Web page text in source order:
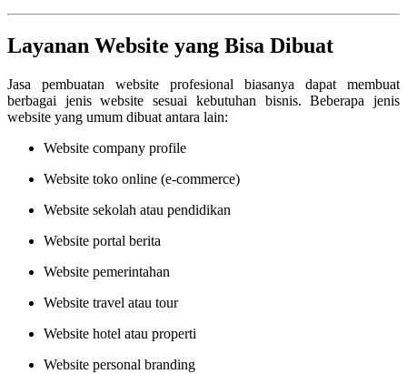
Layanan Website yang Bisa Dibuat
Jasa pembuatan website profesional biasanya dapat membuat
berbagai jenis website sesuai kebutuhan bisnis. Beberapa jenis
website yang umum dibuat antara lain:
Website company profile
Website toko online (e-commerce)
Website sekolah atau pendidikan
Website portal berita
Website pemerintahan
Website travel atau tour
Website hotel atau properti
Website personal branding